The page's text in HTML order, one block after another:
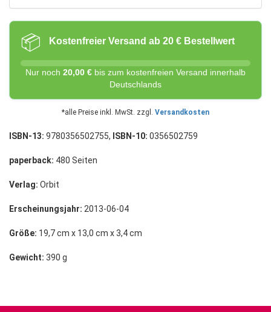
📦 Kostenfreier Versand ab 20 € Bestellwert
Nur noch 20,00 € bis zum kostenfreien Versand innerhalb
Deutschlands
*alle Preise inkl. MwSt. zzgl. Versandkosten
ISBN-13: 9780356502755, ISBN-10: 0356502759
paperback: 480 Seiten
Verlag: Orbit
Erscheinungsjahr: 2013-06-04
Größe: 19,7 cm x 13,0 cm x 3,4 cm
Gewicht: 390 g